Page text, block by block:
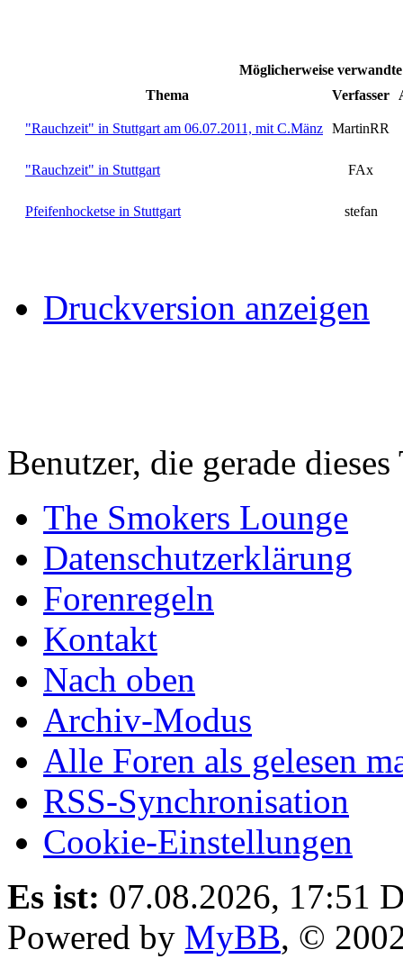
Möglicherweise
Thema
Verfasser
"Rauchzeit" in Stuttgart am 06.07.2011, mit C.Mänz MartinRR
"Rauchzeit" in Stuttgart FAx
Pfeifenhocketse in Stuttgart stefan
Druckversion anzeigen
Benutzer, die gerade
The Smokers Lounge
Datenschutzerklärung
Forenregeln
Kontakt
Nach oben
Archiv-Modus
Alle Foren als gelesen
RSS-Synchronisation
Cookie-Einstellungen
Es ist: 07.08.2026, 17:51
Powered by MyBB, ©